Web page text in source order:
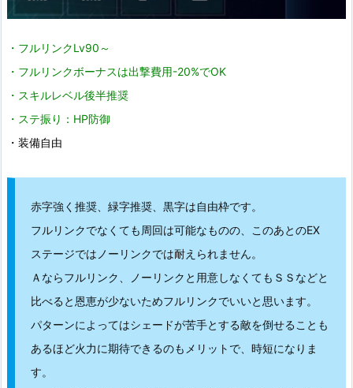
・フルリンクLv90～
・フルリンクボーナスは出撃費用-20%でOK
・スキルレベル後半推奨
・ステ振り：HP防御
・装備自由
赤字強く推奨、緑字推奨、黒字は自由枠です。
フルリンクでなくても周回は可能なものの、このあとのEX
ステージではノーリンクでは耐えられません。
Ａならフルリンク、ノーリンクと用意しなくてもＳＳなどと
比べると恩恵が少ないためフルリンクでいいと思います。
パターンによってはシェードが苦手とする敵を倒せることも
あるほど火力に期待できるのもメリットで、時短になりま
す。